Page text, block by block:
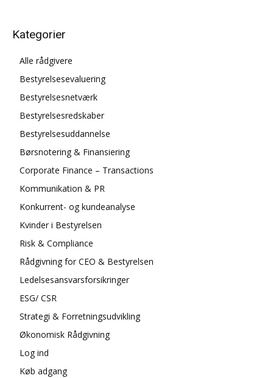
Kategorier
Alle rådgivere
Bestyrelsesevaluering
Bestyrelsesnetværk
Bestyrelsesredskaber
Bestyrelsesuddannelse
Børsnotering & Finansiering
Corporate Finance – Transactions
Kommunikation & PR
Konkurrent- og kundeanalyse
Kvinder i Bestyrelsen
Risk & Compliance
Rådgivning for CEO & Bestyrelsen
Ledelsesansvarsforsikringer
ESG/ CSR
Strategi & Forretningsudvikling
Økonomisk Rådgivning
Log ind
Køb adgang